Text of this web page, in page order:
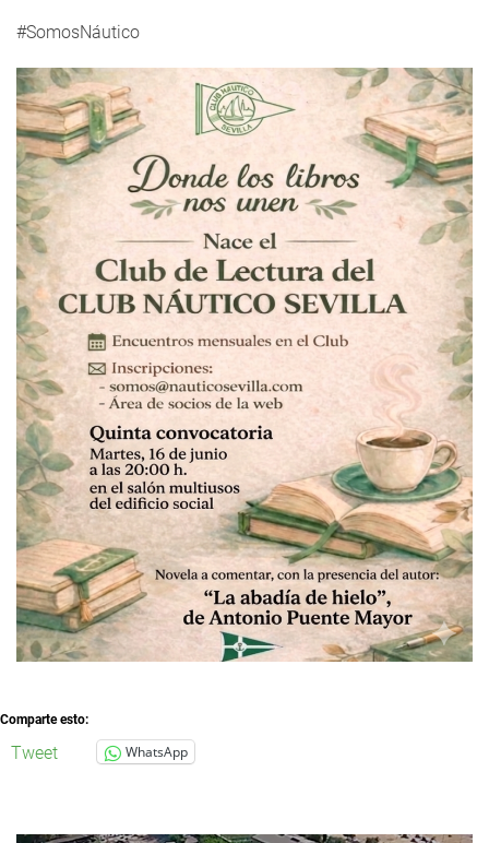
#SomosNáutico
Comparte esto:
Tweet WhatsApp